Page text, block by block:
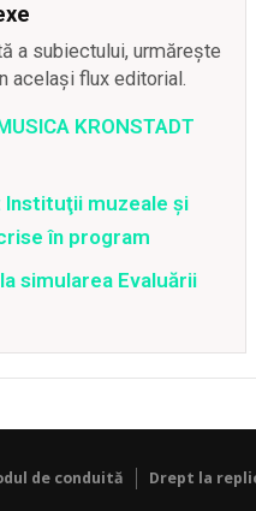
a subiectului, urmărește
același flux editorial.
KRONSTADT
Instituţii muzeale şi
în program
simularea Evaluării
de conduită Drept la